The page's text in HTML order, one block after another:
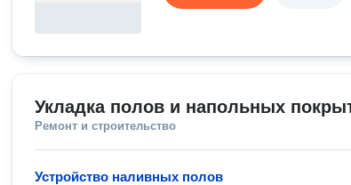
Укладка полов и напольных
Ремонт и строительство
Устройство наливных полов